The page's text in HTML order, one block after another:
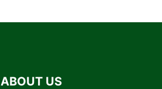
ABOUT US